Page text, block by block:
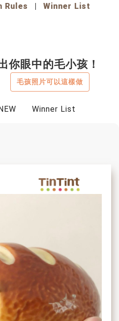
Rules | Winner List
你眼中的毛小孩！
毛孩照片可以這樣做
Winner List